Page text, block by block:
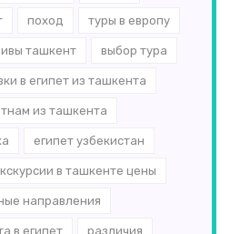
поход туры в европу
ташкент выбор тура
в египет из ташкента
из ташкента
египет узбекистан
в ташкенте цены
направления
в египет различия